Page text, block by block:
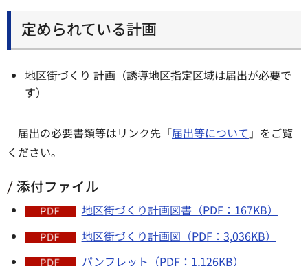
定められている計画
地区街づくり 計画（誘導地区指定区域は届出が必要で
す）
届出の必要書類等はリンク先「届出等について 」をご覧
ください。
添付ファイル
地区街づくり計画図書（PDF：167KB）
地区街づくり計画図（PDF：3,036KB）
パンフレット（PDF：1,126KB）